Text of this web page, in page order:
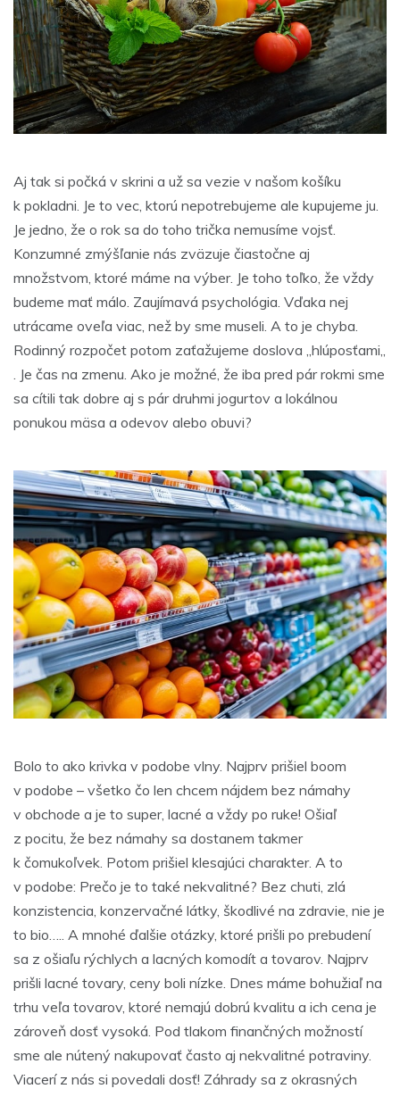
Aj tak si počká v skrini a už sa vezie v našom košíku
k pokladni. Je to vec, ktorú nepotrebujeme ale kupujeme ju.
Je jedno, že o rok sa do toho trička nemusíme vojsť.
Konzumné zmýšľanie nás zväzuje čiastočne aj
množstvom, ktoré máme na výber. Je toho toľko, že vždy
budeme mať málo. Zaujímavá psychológia. Vďaka nej
utrácame oveľa viac, než by sme museli. A to je chyba.
Rodinný rozpočet potom zaťažujeme doslova ,,hlúposťami,,
. Je čas na zmenu. Ako je možné, že iba pred pár rokmi sme
sa cítili tak dobre aj s pár druhmi jogurtov a lokálnou
ponukou mäsa a odevov alebo obuvi?
Bolo to ako krivka v podobe vlny. Najprv prišiel boom
v podobe – všetko čo len chcem nájdem bez námahy
v obchode a je to super, lacné a vždy po ruke! Ošiaľ
z pocitu, že bez námahy sa dostanem takmer
k čomukoľvek. Potom prišiel klesajúci charakter. A to
v podobe: Prečo je to také nekvalitné? Bez chuti, zlá
konzistencia, konzervačné látky, škodlivé na zdravie, nie je
to bio….. A mnohé ďalšie otázky, ktoré prišli po prebudení
sa z ošiaľu rýchlych a lacných komodít a tovarov. Najprv
prišli lacné tovary, ceny boli nízke. Dnes máme bohužiaľ na
trhu veľa tovarov, ktoré nemajú dobrú kvalitu a ich cena je
zároveň dosť vysoká. Pod tlakom finančných možností
sme ale nútený nakupovať často aj nekvalitné potraviny.
Viacerí z nás si povedali dosť! Záhrady sa z okrasných